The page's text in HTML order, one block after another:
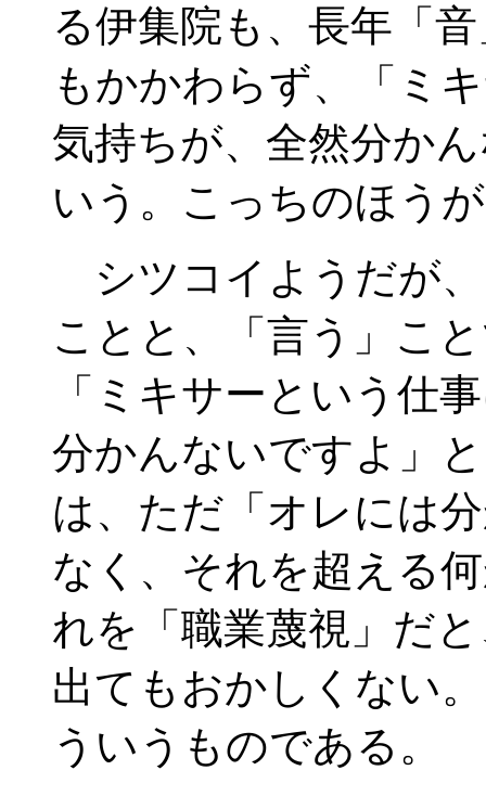
る伊集院も、長年「
もかかわらず、「ミ
気持ちが、全然分か
いう。こっちのほう
シツコイようだが
ことと、「言う」こ
「ミキサーという仕
分かんないですよ」
は、ただ「オレには
なく、それを超える
れを「職業蔑視」だ
出てもおかしくない
ういうものである。